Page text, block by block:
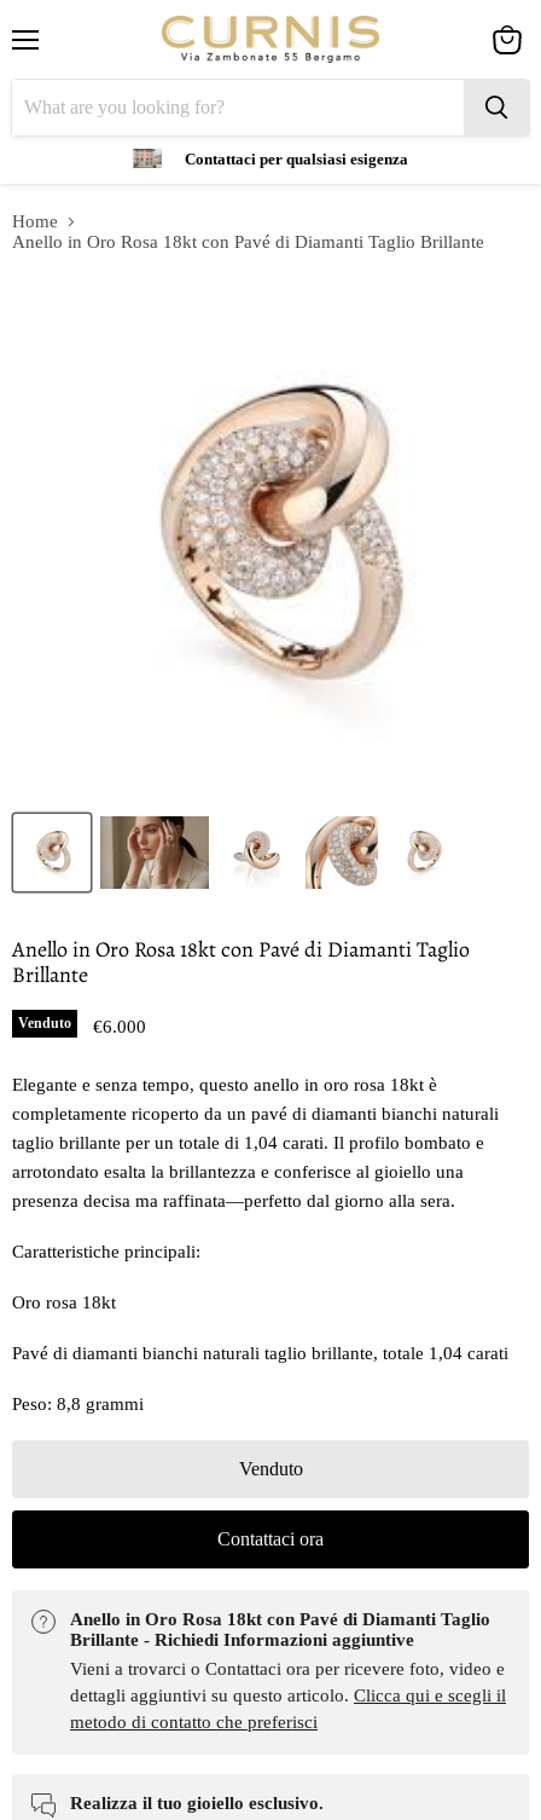
Contattaci per qualsiasi esigenza
cart
Home
Anello in Oro Rosa 18kt con Pavé di Diamanti Taglio Brillante
Anello in Oro Rosa 18kt con Pavé di Diamanti Taglio
Brillante
Venduto Prezzo oggi
€6.000
Elegante e senza tempo, questo anello in oro rosa 18kt è
completamente ricoperto da un pavé di diamanti bianchi naturali
taglio brillante per un totale di 1,04 carati. Il profilo bombato e
arrotondato esalta la brillantezza e conferisce al gioiello una
presenza decisa ma raffinata—perfetto dal giorno alla sera.
Caratteristiche principali:
Oro rosa 18kt
Pavé di diamanti bianchi naturali taglio brillante, totale 1,04 carati
Peso: 8,8 grammi
Venduto
Contattaci ora
Anello in Oro Rosa 18kt con Pavé di Diamanti Taglio
Brillante - Richiedi Informazioni aggiuntive
Vieni a trovarci o Contattaci ora per ricevere foto, video e
dettagli aggiuntivi su questo articolo. Clicca qui e scegli il
metodo di contatto che preferisci
Realizza il tuo gioiello esclusivo.